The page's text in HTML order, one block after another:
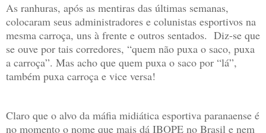
As ranhuras, após as mentiras das últimas semanas,
colocaram seus administradores e colunistas esportivos na
mesma carroça, uns à frente e outros sentados. Diz-se que
se ouve por tais corredores, “quem não puxa o saco, puxa
a carroça”. Mas acho que quem puxa o saco por “lá”,
também puxa carroça e vice versa!
Claro que o alvo da máfia midiática esportiva paranaense é
no momento o nome que mais dá IBOPE no Brasil e nem